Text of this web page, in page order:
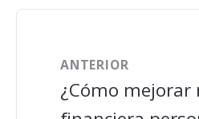
ANTERIOR
¿Cómo mejorar